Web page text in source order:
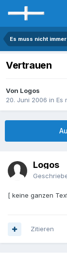
Es muss nicht
Vertrauen
Von Logos
20. Juni 2006 in Es
Logos
[ keine ganzen
Zitieren